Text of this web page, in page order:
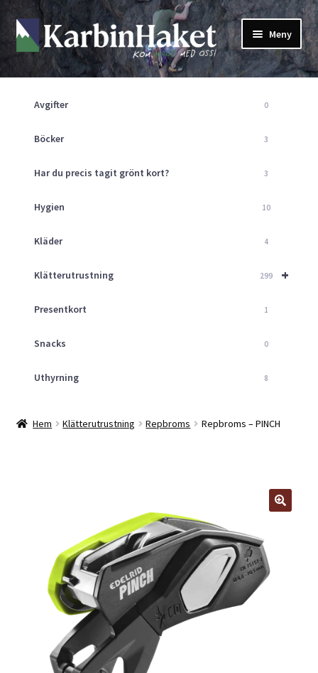
Hoppa
till
navigering
Hoppa
till
innehåll
Meny
Shop
Returpolicy
Mitt Konto
Kurser
Klätterväggen
Aktuellt
Avgifter 0
Böcker 3
Har du precis tagit grönt kort? 3
Hygien 10
Kläder 4
+
Klätterutrustning 299
Presentkort 1
Snacks 0
Uthyrning 8
Hem Klätterutrustning Repbroms Repbroms – PINCH